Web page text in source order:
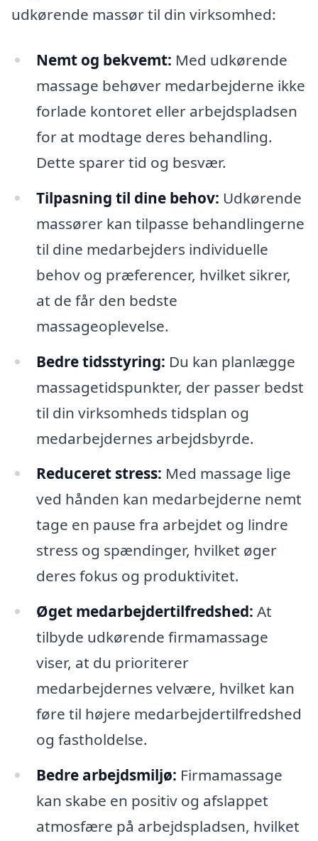
udkørende massør til din virksomhed:
Nemt og bekvemt: Med udkørende
massage behøver medarbejderne ikke
forlade kontoret eller arbejdspladsen
for at modtage deres behandling.
Dette sparer tid og besvær.
Tilpasning til dine behov: Udkørende
massører kan tilpasse behandlingerne
til dine medarbejders individuelle
behov og præferencer, hvilket sikrer,
at de får den bedste
massageoplevelse.
Bedre tidsstyring: Du kan planlægge
massagetidspunkter, der passer bedst
til din virksomheds tidsplan og
medarbejdernes arbejdsbyrde.
Reduceret stress: Med massage lige
ved hånden kan medarbejderne nemt
tage en pause fra arbejdet og lindre
stress og spændinger, hvilket øger
deres fokus og produktivitet.
Øget medarbejdertilfredshed: At
tilbyde udkørende firmamassage
viser, at du prioriterer
medarbejdernes velvære, hvilket kan
føre til højere medarbejdertilfredshed
og fastholdelse.
Bedre arbejdsmiljø: Firmamassage
kan skabe en positiv og afslappet
atmosfære på arbejdspladsen, hvilket